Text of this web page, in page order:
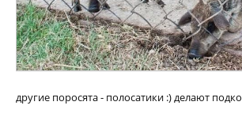
другие поросята - полосатики :) делают